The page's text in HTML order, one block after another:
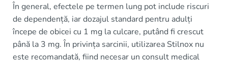
În general, efectele pe termen lung pot include riscuri
de dependență, iar dozajul standard pentru adulți
începe de obicei cu 1 mg la culcare, putând fi crescut
până la 3 mg. În privința sarcinii, utilizarea Stilnox nu
este recomandată, fiind necesar un consult medical